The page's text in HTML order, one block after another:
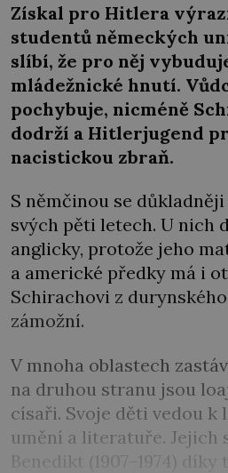
Získal pro Hitlera
studentů německých
slíbí, že pro něj
mládežnické hnutí.
pochybuje, nicméně
dodrží a Hitlerjugend
nacistickou zbraň.
S němčinou se
svých pěti letech. U nich
anglicky, protože jeho
a americké předky má i
Schirachovi z
zámožní.
V mnoha oblastech
na druhou stranu jsou
císaři. Svoje děti vedou k
umění a literatuře. Jejich
Benedikt (1907–1974) díky